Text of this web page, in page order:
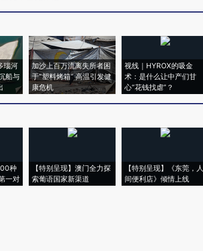
瑙河
船与
加沙上百万流离失所者困
于“塑料烤箱” 高温引发健
康危机
视线｜HYROX的吸金
术：是什么让中产们甘
心“花钱找虐”？
种
一对
【特别呈现】澳门全力探
索葡语国家新渠道
【特别呈现】《东莞，人
间便利店》倾情上线